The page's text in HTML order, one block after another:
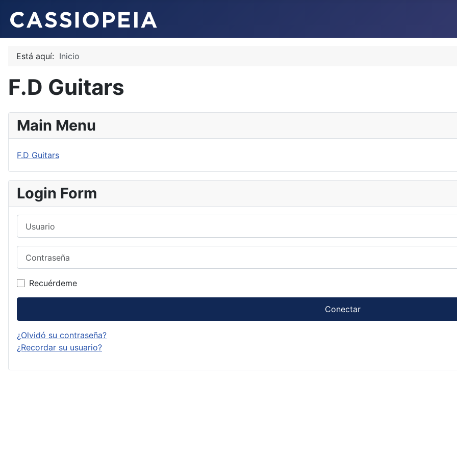
Está aquí: Inicio
F.D Guitars
Main Menu
F.D Guitars
Login Form
Recuérdeme
Conectar
¿Olvidó su contraseña?
¿Recordar su usuario?